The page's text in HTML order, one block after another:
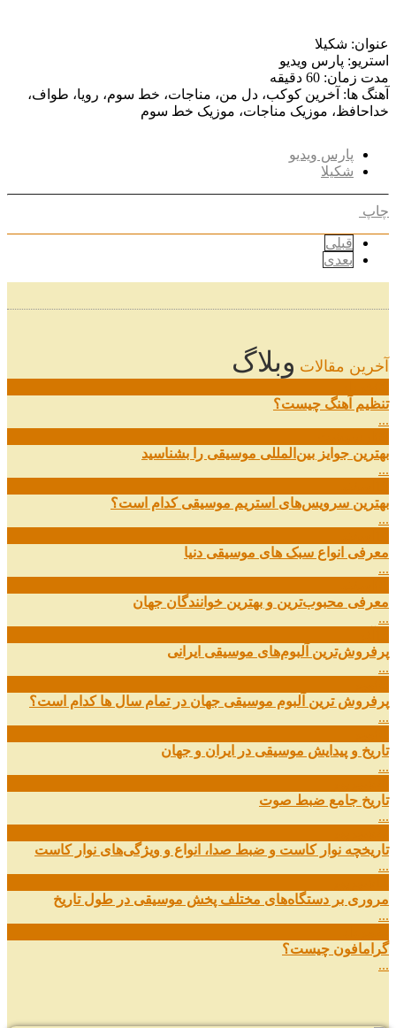
عنوان: شکیلا
استریو: پارس ویدیو
مدت زمان: 60 دقیقه
آهنگ ها: آخرین کوکب، دل من، مناجات، خط سوم، رویا، طواف،
خداحافظ، موزیک مناجات، موزیک خط سوم
پارس ویدیو
شکیلا
چاپ
قبلی
بعدی
آخرین مقالات وبلاگ
تنظیم آهنگ چیست؟
...
بهترین جوایز بین‌المللی موسیقی را بشناسید
...
بهترین سرویس‌های استریم موسیقی کدام است؟
...
معرفی انواع سبک های موسیقی دنیا
...
معرفی محبوب‌ترین و بهترین خوانندگان جهان
...
پرفروش‌ترین آلبوم‌های موسیقی ایرانی
...
پرفروش ترین آلبوم موسیقی جهان در تمام سال ها کدام است؟
...
تاریخ و پیدایش موسیقی در ایران و جهان
...
تاریخ جامع ضبط صوت
...
تاریخچه نوار کاست و ضبط صدا، انواع و ویژگی‌های نوار کاست
...
مروری بر دستگاه‌های مختلف پخش موسیقی در طول تاریخ
...
گرامافون چیست؟
...